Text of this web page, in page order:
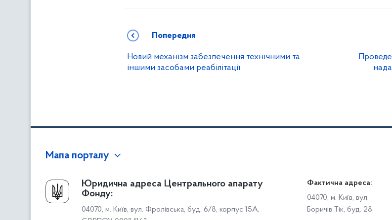
Попередня
Новий механізм забезпечення технічними та
іншими засобами реабілітації
Мапа порталу
Про Фонд
Керівництво
Структура Фонду
Громадянам
Доступ до публічної інформації
Звіти щодо роботи із запитами на отримання
Юридична адреса Центрального апарату
Фонду:
04070, м. Київ, вул. Фролівська, буд. 6/8, корпус 15А,
Фактична адреса:
04070, м. Київ, вул.
Боричів Тік, буд. 28